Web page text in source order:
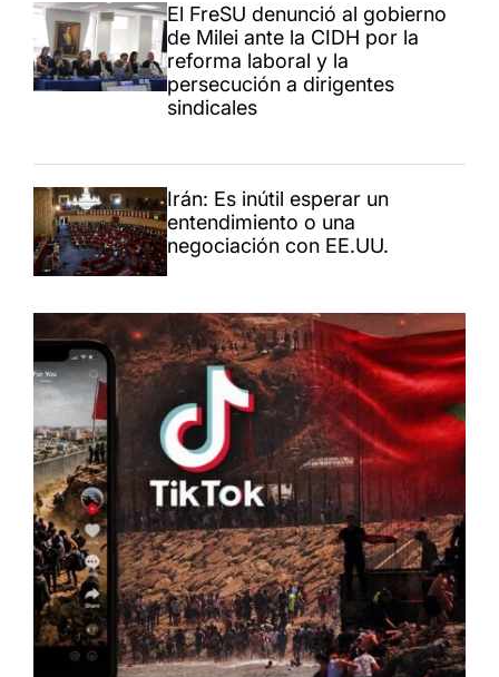
El FreSU denunció al gobierno
de Milei ante la CIDH por la
reforma laboral y la
persecución a dirigentes
sindicales
Irán: Es inútil esperar un
entendimiento o una
negociación con EE.UU.